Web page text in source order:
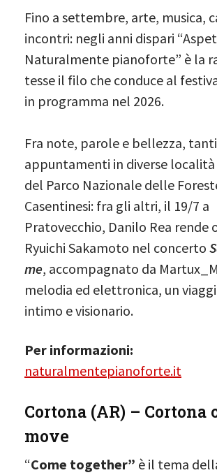
Fino a settembre, arte, musica,
incontri: negli anni dispari
Naturalmente pianoforte” è la
tesse il filo che conduce al
in programma nel 2026.
Fra note, parole e bellezza,
appuntamenti in diverse
del Parco Nazionale delle
Casentinesi: fra gli altri, il 19/7 a
Pratovecchio, Danilo Rea rende
Ryuichi Sakamoto nel concerto
me, accompagnato da
melodia ed elettronica, un
intimo e visionario.
Per informazioni:
naturalmentepianoforte.it
Cortona (AR) – Cortona
move
“Come together” è il tema